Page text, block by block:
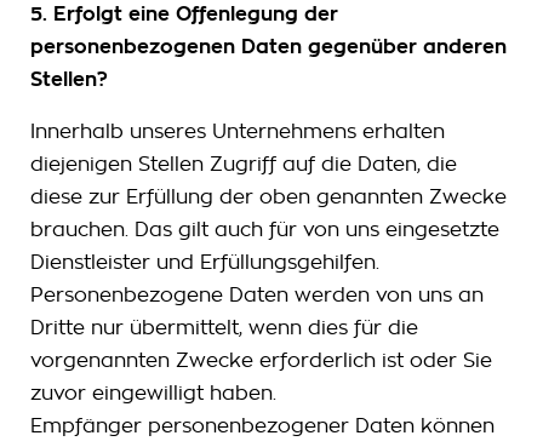
5. Erfolgt eine Offenlegung der
personenbezogenen Daten gegenüber anderen
Stellen?
Innerhalb unseres Unternehmens erhalten
diejenigen Stellen Zugriff auf die Daten, die
diese zur Erfüllung der oben genannten Zwecke
brauchen. Das gilt auch für von uns eingesetzte
Dienstleister und Erfüllungsgehilfen.
Personenbezogene Daten werden von uns an
Dritte nur übermittelt, wenn dies für die
vorgenannten Zwecke erforderlich ist oder Sie
zuvor eingewilligt haben.
Empfänger personenbezogener Daten können